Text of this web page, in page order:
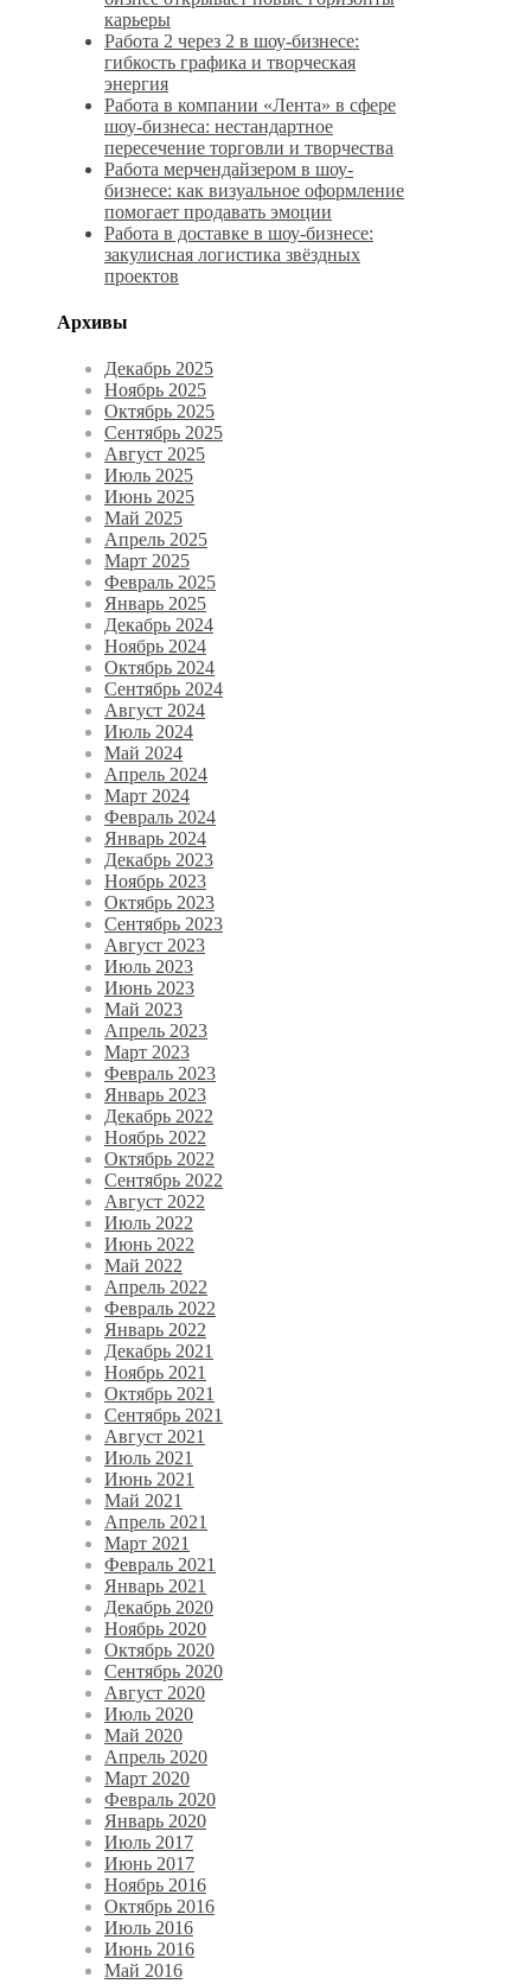
карьеры
Работа 2 через 2 в шоу-бизнесе:
гибкость графика и творческая
энергия
Работа в компании «Лента» в сфере
шоу-бизнеса: нестандартное
пересечение торговли и творчества
Работа мерчендайзером в шоу-
бизнесе: как визуальное оформление
помогает продавать эмоции
Работа в доставке в шоу-бизнесе:
закулисная логистика звёздных
проектов
Архивы
Декабрь 2025
Ноябрь 2025
Октябрь 2025
Сентябрь 2025
Август 2025
Июль 2025
Июнь 2025
Май 2025
Апрель 2025
Март 2025
Февраль 2025
Январь 2025
Декабрь 2024
Ноябрь 2024
Октябрь 2024
Сентябрь 2024
Август 2024
Июль 2024
Май 2024
Апрель 2024
Март 2024
Февраль 2024
Январь 2024
Декабрь 2023
Ноябрь 2023
Октябрь 2023
Сентябрь 2023
Август 2023
Июль 2023
Июнь 2023
Май 2023
Апрель 2023
Март 2023
Февраль 2023
Январь 2023
Декабрь 2022
Ноябрь 2022
Октябрь 2022
Сентябрь 2022
Август 2022
Июль 2022
Июнь 2022
Май 2022
Апрель 2022
Февраль 2022
Январь 2022
Декабрь 2021
Ноябрь 2021
Октябрь 2021
Сентябрь 2021
Август 2021
Июль 2021
Июнь 2021
Май 2021
Апрель 2021
Март 2021
Февраль 2021
Январь 2021
Декабрь 2020
Ноябрь 2020
Октябрь 2020
Сентябрь 2020
Август 2020
Июль 2020
Май 2020
Апрель 2020
Март 2020
Февраль 2020
Январь 2020
Июль 2017
Июнь 2017
Ноябрь 2016
Октябрь 2016
Июль 2016
Июнь 2016
Май 2016